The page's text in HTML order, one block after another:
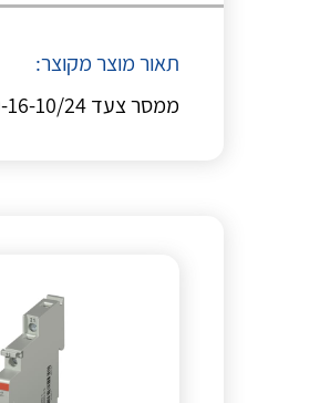
תאור מוצר מקוצר:
ממסר צעד ABB E290-16-10/24